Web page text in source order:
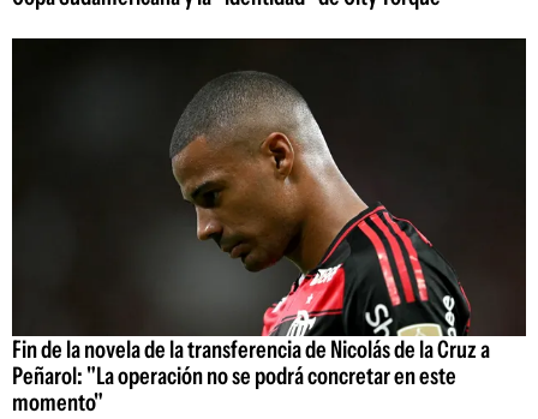
Fin de la novela de la transferencia de Nicolás de la Cruz a
Peñarol: "La operación no se podrá concretar en este
momento"